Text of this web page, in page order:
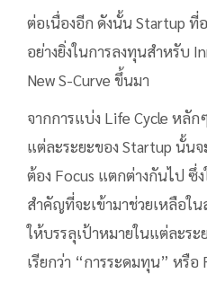
ต่อเนื่องอีก ดังนั้น Startup ที่
อย่างยิ่งในการลงทุนสำหรับ
New S-Curve ขึ้นมา
จากการแบ่ง Life Cycle หลัก
แต่ละระยะของ Startup นั้น
ต้อง Focus แตกต่างกันไป ซึ่
สำคัญที่จะเข้ามาช่วยเหลือใ
ให้บรรลุเป้าหมายในแต่ละระ
เรียกว่า “การระดมทุน” หรือ